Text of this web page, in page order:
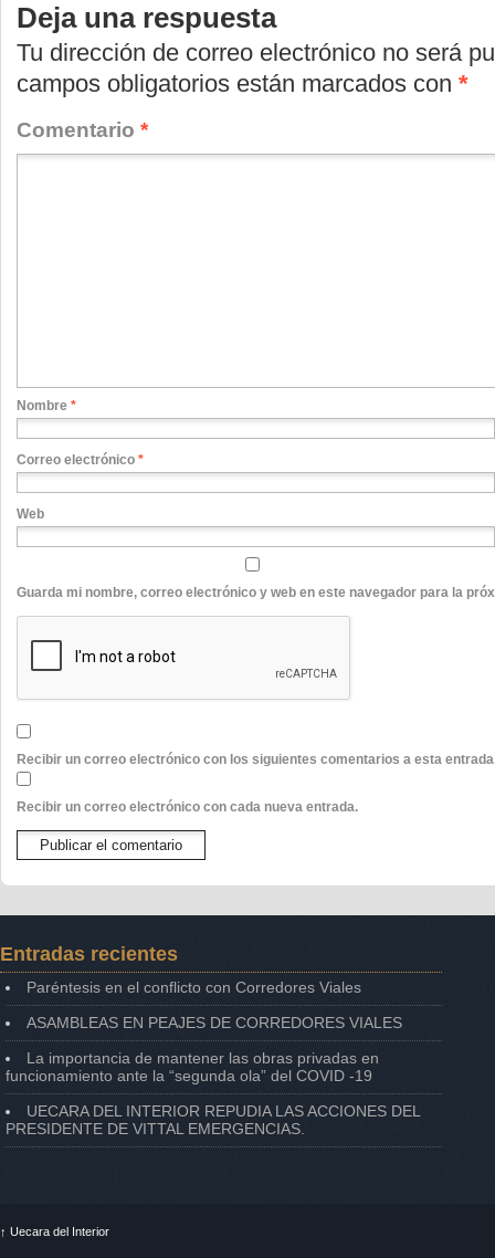
Deja una respuesta
Tu dirección de correo electrónico no será
campos obligatorios están marcados con *
Comentario *
Nombre *
Correo electrónico *
Web
Guarda mi nombre, correo electrónico y web en este navegador para la
Recibir un correo electrónico con los siguientes comentarios a esta
Recibir un correo electrónico con cada nueva entrada.
Entradas recientes
Paréntesis en el conflicto con Corredores Viales
ASAMBLEAS EN PEAJES DE CORREDORES VIALES
La importancia de mantener las obras privadas en
funcionamiento ante la “segunda ola” del COVID -19
UECARA DEL INTERIOR REPUDIA LAS ACCIONES DEL
PRESIDENTE DE VITTAL EMERGENCIAS.
↑ Uecara del Interior